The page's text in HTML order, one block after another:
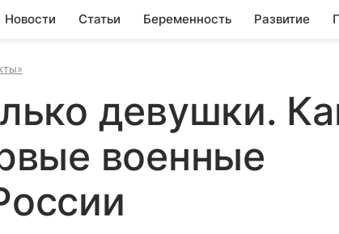
Новости Статьи Беременность Развитие
девушки.
военные